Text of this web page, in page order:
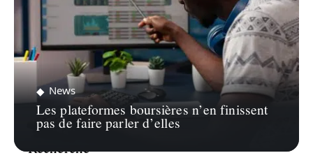
News
Les plateformes boursières n’en finissent
pas de faire parler d’elles
Recherche